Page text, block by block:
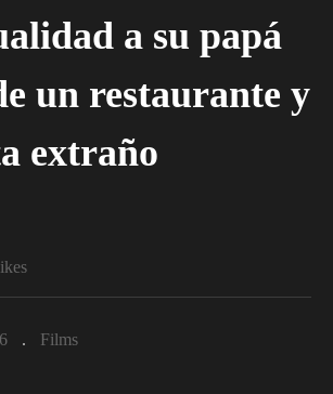
a su papá
un restaurante y
extraño
Films